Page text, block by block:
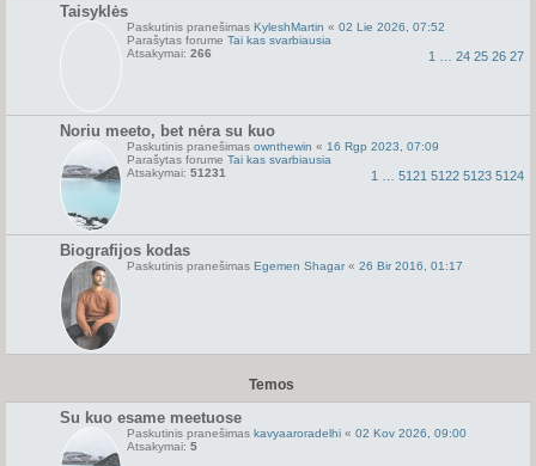
Taisyklės
Paskutinis pranešimas KyleshMartin « 02 Lie 2026, 07:52
Parašytas forume Tai kas svarbiausia
Atsakymai: 266 1 24 25 26 27
Noriu meeto, bet nėra su kuo
Paskutinis pranešimas ownthewin « 16 Rgp 2023, 07:09
Parašytas forume Tai kas svarbiausia
Atsakymai: 51231 1 5121 5122 5123 5124
Biografijos kodas
Paskutinis pranešimas Egemen Shagar« 26 Bir 2016, 01:17
Temos
Su kuo esame meetuose
Paskutinis pranešimas kavyaaroradelhi « 02 Kov 2026, 09:00
Atsakymai: 5